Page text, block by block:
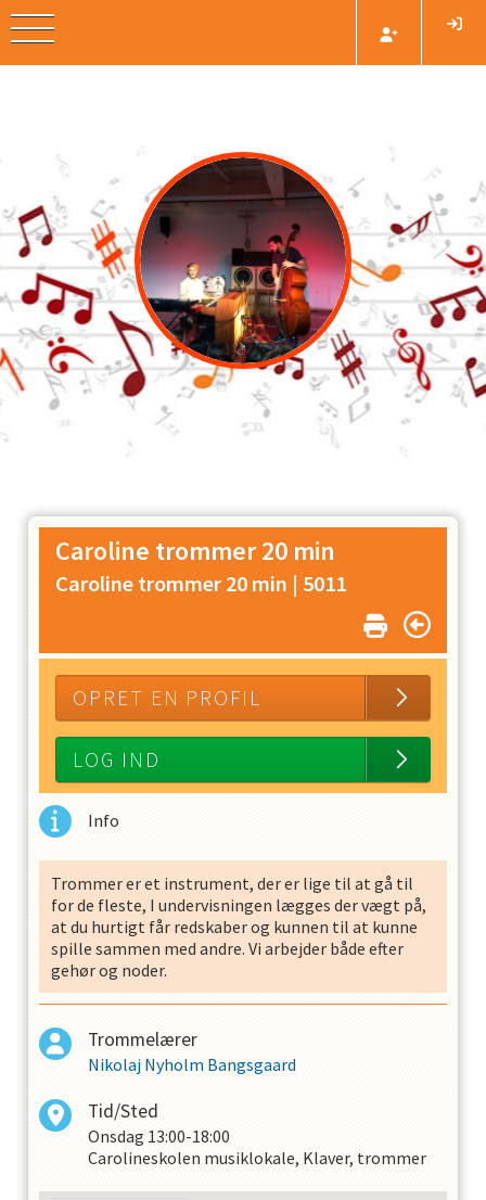
Caroline trommer 20 min
Caroline trommer 20 min | 5011
OPRET EN PROFIL
LOG IND
Info
Trommer er et instrument, der er lige til at gå til
for de fleste, I undervisningen lægges der vægt på,
at du hurtigt får redskaber og kunnen til at kunne
spille sammen med andre. Vi arbejder både efter
gehør og noder.
Trommelærer
Nikolaj Nyholm Bangsgaard
Tid/Sted
Onsdag 13:00-18:00
Carolineskolen musiklokale, Klaver, trommer